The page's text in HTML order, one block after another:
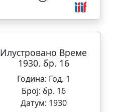
Илустровано Време
1930. бр. 16
Година: Год. 1
Број: бр. 16
Датум: 1930